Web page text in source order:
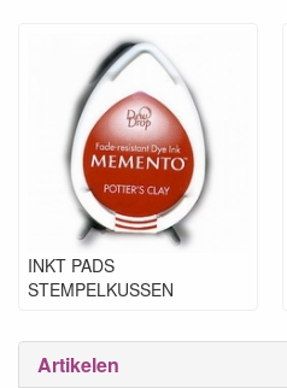
INKT PADS
STEMPELKUSSEN
Artikelen